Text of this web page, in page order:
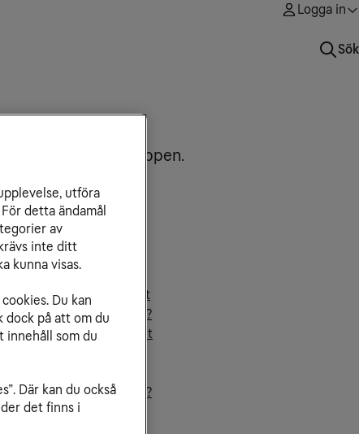
Logga in
Sök
reder vi ut begreppen.
artiklar
– surfa trådlöst i hemmet
snabbt bredband behövs?
bedrägerier på nätet
snabbt bredband behövs?
på ditt bredband
utföra
detta ändamål
av
inte ditt
kunna visas.
Du kan
dock på att om du
innehåll som du
Där kan du också
det finns i